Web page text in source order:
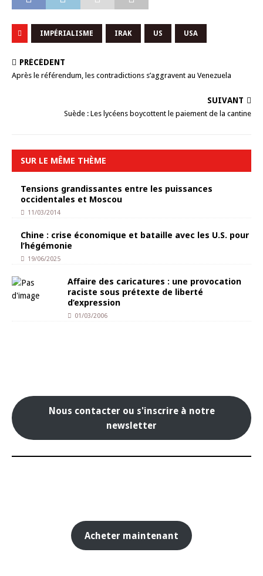
IMPÉRIALISME IRAK US USA
PRÉCÉDENT
Après le référendum, les contradictions s’aggravent au Venezuela
SUIVANT
Suède : Les lycéens boycottent le paiement de la cantine
SUR LE MÊME THÈME
Tensions grandissantes entre les puissances
occidentales et Moscou
11/03/2014
Chine : crise économique et bataille avec les U.S. pour
l’hégémonie
19/06/2025
Affaire des caricatures : une provocation
raciste sous prétexte de liberté
d’expression
01/03/2006
Nous contacter ou s'inscrire à notre
newsletter
Acheter maintenant